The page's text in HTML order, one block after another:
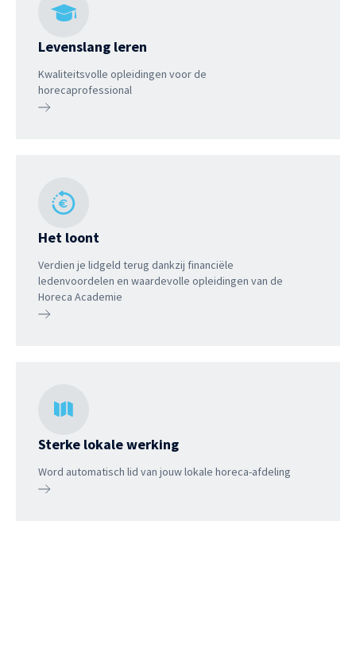
Levenslang leren
Kwaliteitsvolle opleidingen voor de
horecaprofessional
Het loont
Verdien je lidgeld terug dankzij financiële
ledenvoordelen en waardevolle opleidingen van de
Horeca Academie
Sterke lokale werking
Word automatisch lid van jouw lokale horeca-afdeling